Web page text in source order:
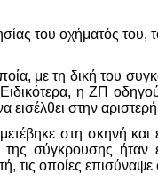
του οχήματός
με τη δική του
η ΖΠ
εισέλθει στην
μετέβηκε στη σκηνή
της σύγκρουσης
τις οποίες